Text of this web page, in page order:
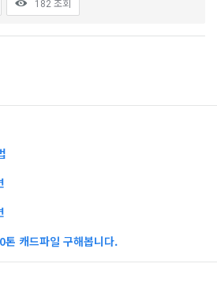
182 조회
캐드파일 구해봅니다.